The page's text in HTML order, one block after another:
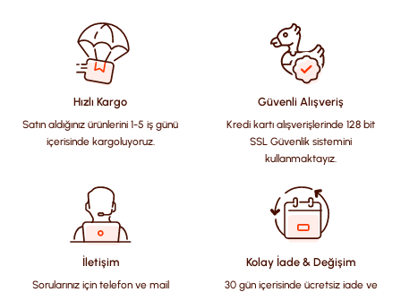
konularda yetersiz gördüğünüz noktaları öneri formunu
kullanarak tarafımıza iletebilirsiniz.
Görüş ve önerileriniz için teşekkür ederiz.
Ürün resmi kalitesiz, bozuk veya görüntülenemiyor.
Ürün açıklamasında eksik bilgiler bulunuyor.
Ürün bilgilerinde hatalar bulunuyor.
Ürün fiyatı diğer sitelerden daha pahalı.
Bu ürüne benzer farklı alternatifler olmalı.
Hızlı Kargo
Satın aldığınız ürünlerini 1-5 iş günü
içerisinde kargoluyoruz.
Güvenli Alışveriş
Kredi kartı alışverişlerinde 128 bit
SSL Güvenlik sistemini
kullanmaktayız.
İletişim
Sorularınız için telefon ve mail
Kolay İade & Değişim
30 gün içerisinde ücretsiz iade ve